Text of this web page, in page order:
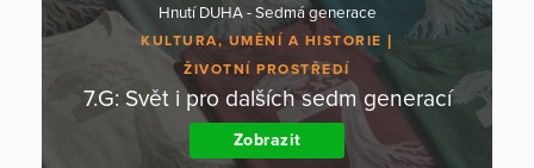
Hnutí DUHA - Sedmá generace
KULTURA, UMĚNÍ A HISTORIE
ŽIVOTNÍ PROSTŘEDÍ
7.G: Svět i pro dalších sedm generací
Zobrazit